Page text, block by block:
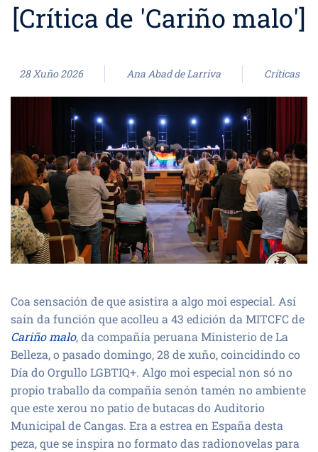
[Crítica de 'Cariño malo']
28 Xuño 2026 Ana Abad de Larriva Críticas
Coa sensación de que asistira a algo moi especial. Así
saín da función que acolleu a 43 edición da MITCFC de
Cariño malo, da compañía peruana Ministerio de La
Belleza, o pasado domingo, 28 de xuño, coincidindo co
Día do Orgullo LGBTIQ+. Algo moi especial non só no
propio traballo da compañía senón tamén no ambiente
que este xerou no patio de butacas do Auditorio
Municipal de Cangas. Era a estrea en España desta
peza, que se inspira no formato das radionovelas para